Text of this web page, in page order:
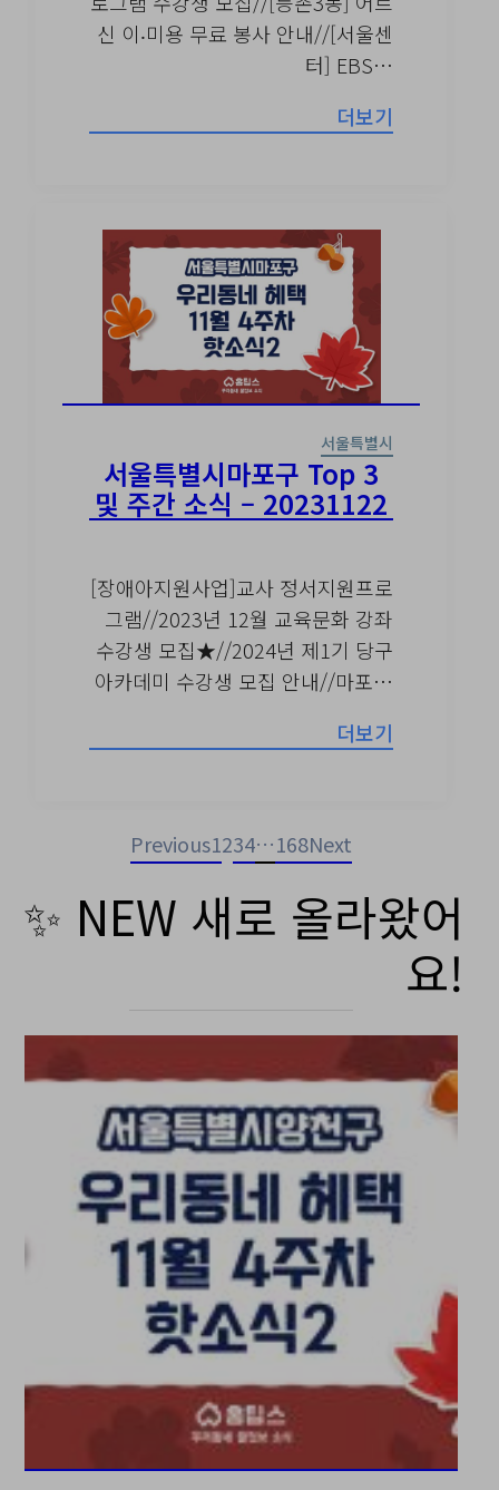
신 이‧미용 무료 봉사 안내//[서울센
터] EBS…
더보기
서울특별시
서울특별시마포구 Top 3
및 주간 소식 – 20231122
[장애아지원사업]교사 정서지원프로
그램//2023년 12월 교육문화 강좌
수강생 모집★//2024년 제1기 당구
아카데미 수강생 모집 안내//마포…
더보기
Previous1234…168Next
✨ NEW 새로 올라왔어
요!